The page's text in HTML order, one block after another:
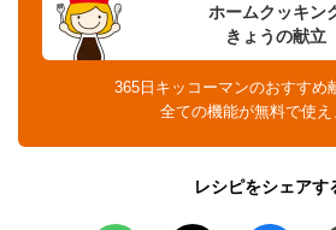
ホームクッキン
きょうの献立
365日キッコーマンのおすすめ
全ての機能が無料で使え
レシピをシェアす